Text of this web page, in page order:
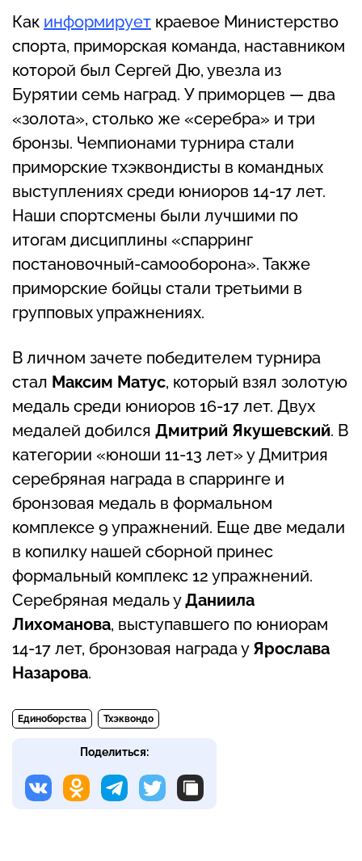
Как информирует краевое Министерство
спорта, приморская команда, наставником
которой был Сергей Дю, увезла из
Бурятии семь наград. У приморцев — два
«золота», столько же «серебра» и три
бронзы. Чемпионами турнира стали
приморские тхэквондисты в командных
выступлениях среди юниоров 14-17 лет.
Наши спортсмены были лучшими по
итогам дисциплины «спарринг
постановочный-самооборона». Также
приморские бойцы стали третьими в
групповых упражнениях.
В личном зачете победителем турнира
стал Максим Матус, который взял золотую
медаль среди юниоров 16-17 лет. Двух
медалей добился Дмитрий Якушевский. В
категории «юноши 11-13 лет» у Дмитрия
серебряная награда в спарринге и
бронзовая медаль в формальном
комплексе 9 упражнений. Еще две медали
в копилку нашей сборной принес
формальный комплекс 12 упражнений.
Серебряная медаль уДаниила
Лихоманова, выступавшего по юниорам
14-17 лет, бронзовая награда у Ярослава
Назарова.
Единоборства Тхэквондо
Поделиться: